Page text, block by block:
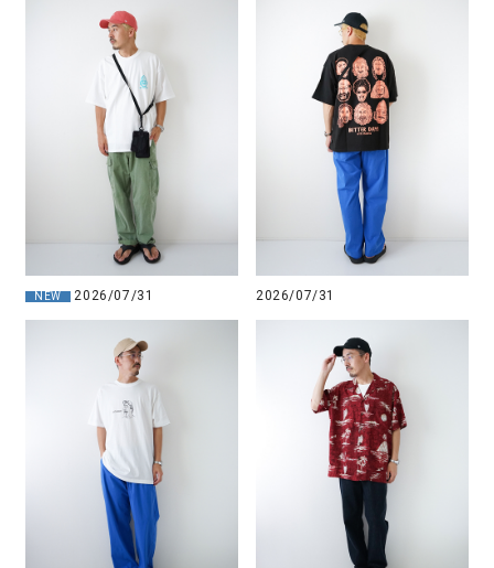
NEW 2026/07/31 2026/07/31